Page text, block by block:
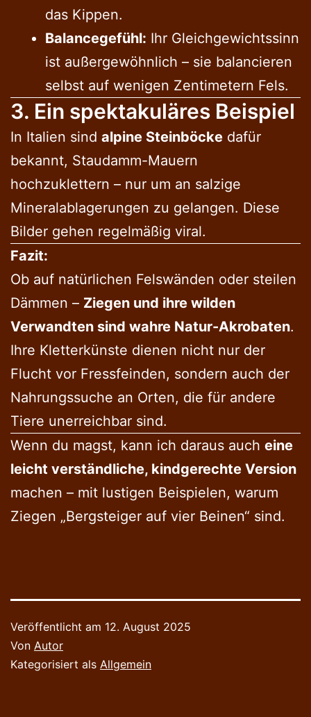
das Kippen.
Balancegefühl: Ihr Gleichgewichtssinn
ist außergewöhnlich – sie balancieren
selbst auf wenigen Zentimetern Fels.
3. Ein spektakuläres Beispiel
In Italien sind alpine Steinböcke dafür
bekannt, Staudamm-Mauern
hochzuklettern – nur um an salzige
Mineralablagerungen zu gelangen. Diese
Bilder gehen regelmäßig viral.
Fazit:
Ob auf natürlichen Felswänden oder steilen
Dämmen – Ziegen und ihre wilden
Verwandten sind wahre Natur-Akrobaten.
Ihre Kletterkünste dienen nicht nur der
Flucht vor Fressfeinden, sondern auch der
Nahrungssuche an Orten, die für andere
Tiere unerreichbar sind.
Wenn du magst, kann ich daraus auch eine
leicht verständliche, kindgerechte Version
machen – mit lustigen Beispielen, warum
Ziegen „Bergsteiger auf vier Beinen“ sind.
Veröffentlicht am 12. August 2025
Von Autor
Kategorisiert als Allgemein